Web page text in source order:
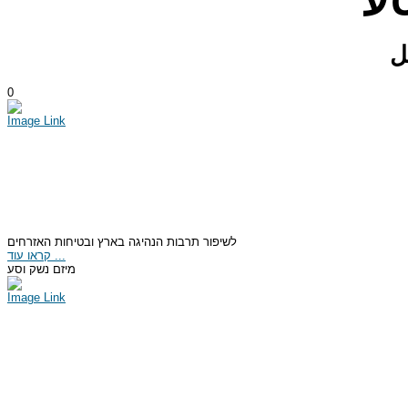
0
Image Link
לשיפור תרבות הנהיגה בארץ ובטיחות האזרחים
מיזם נשק וסע
Image Link